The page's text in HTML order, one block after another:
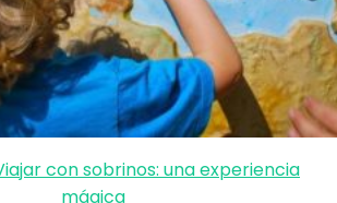
con sobrinos: una experiencia
mágica